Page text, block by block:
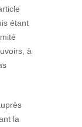
étant
à
la